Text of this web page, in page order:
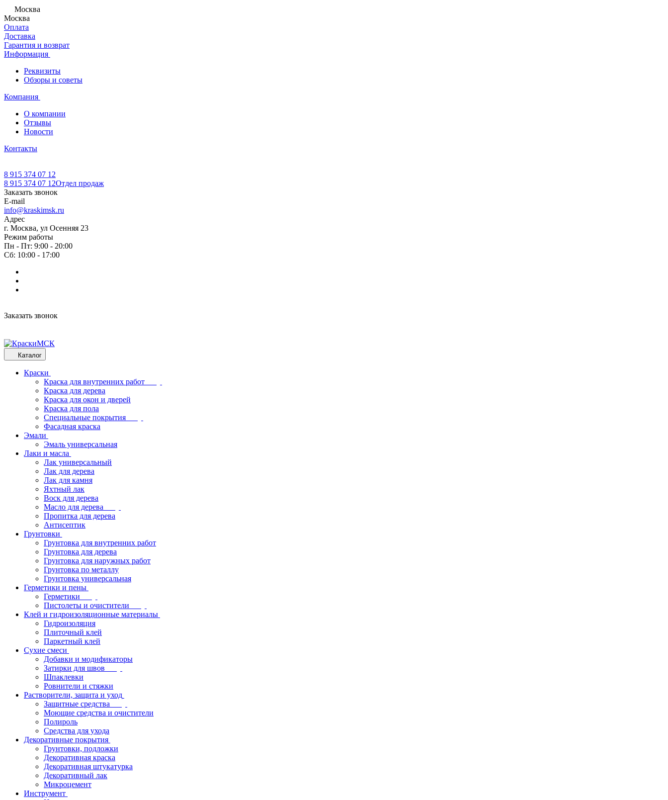
Москва
Москва
Оплата
Доставка
Гарантия и возврат
Информация
Реквизиты
Обзоры и советы
Компания
О компании
Отзывы
Новости
Контакты
8 915 374 07 12
8 915 374 07 12Отдел продаж
Заказать звонок
E-mail
info@kraskimsk.ru
Адрес
г. Москва, ул Осенняя 23
Режим работы
Пн - Пт: 9:00 - 20:00
Сб: 10:00 - 17:00
Заказать звонок
Каталог
Краски
Краска для внутренних работ
Краска для дерева
Краска для окон и дверей
Краска для пола
Специальные покрытия
Фасадная краска
Эмали
Эмаль универсальная
Лаки и масла
Лак универсальный
Лак для дерева
Лак для камня
Яхтный лак
Воск для дерева
Масло для дерева
Пропитка для дерева
Антисептик
Грунтовки
Грунтовка для внутренних работ
Грунтовка для дерева
Грунтовка для наружных работ
Грунтовка по металлу
Грунтовка универсальная
Герметики и пены
Герметики
Пистолеты и очистители
Клей и гидроизоляционные материалы
Гидроизоляция
Плиточный клей
Паркетный клей
Сухие смеси
Добавки и модификаторы
Затирки для швов
Шпаклевки
Ровнители и стяжки
Растворители, защита и уход
Защитные средства
Моющие средства и очистители
Полироль
Средства для ухода
Декоративные покрытия
Грунтовки, подложки
Декоративная краска
Декоративная штукатурка
Декоративный лак
Микроцемент
Инструмент